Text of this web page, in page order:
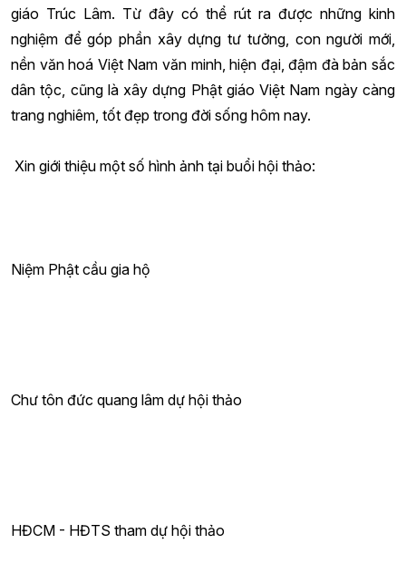
giáo Trúc Lâm. Từ đây có thể rút ra được những kinh
nghiệm để góp phần xây dựng tư tưởng, con người mới,
nền văn hoá Việt Nam văn minh, hiện đại, đậm đà bản sắc
dân tộc, cũng là xây dựng Phật giáo Việt Nam ngày càng
trang nghiêm, tốt đẹp trong đời sống hôm nay.
Xin giới thiệu một số hình ảnh tại buổi hội thảo:
Niệm Phật cầu gia hộ
Chư tôn đức quang lâm dự hội thảo
HĐCM - HĐTS tham dự hội thảo